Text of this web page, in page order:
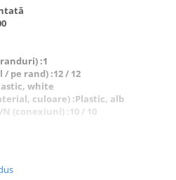
:1
pe rand) :12 / 12
white
culoare) :Plastic, alb
(conexiuni) :10 / 10